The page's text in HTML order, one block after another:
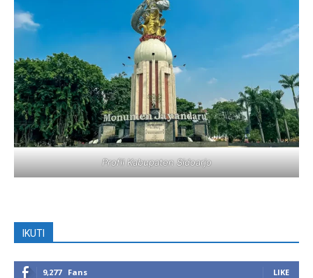
Profil Kabupaten Sidoarjo
IKUTI
9,277 Fans LIKE